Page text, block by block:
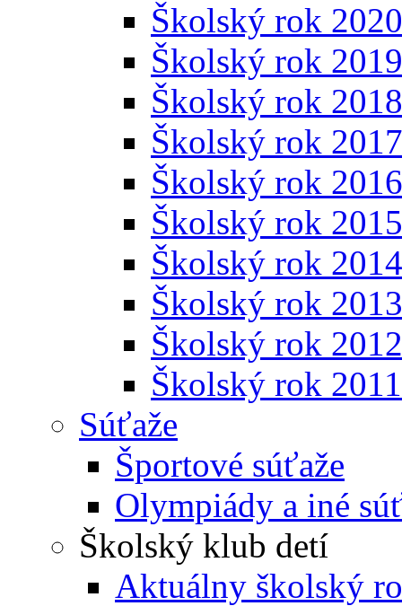
Školský rok
Školský rok
Školský rok
Školský rok
Školský rok
Školský rok
Školský rok
Školský rok
Školský rok
Školský rok
Súťaže
Športové súťaže
Olympiády a iné
Školský klub detí
Aktuálny školský